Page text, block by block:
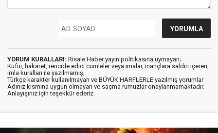
YORUM KURALLARI: Risale Haber yayın politikasına uymayan;
Küfür, hakaret, rencide edici cümleler veya imalar, inançlara saldırı içeren,
imla kuralları ile yazılmamış,
Türkçe karakter kullanılmayan ve BÜYÜK HARFLERLE yazılmış yorumlar
Adınız kısmına uygun olmayan ve saçma rumuzlar onaylanmamaktadır.
Anlayışınız için teşekkür ederiz.